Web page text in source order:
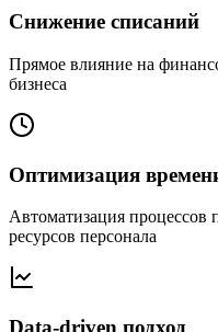
Снижение списаний
Прямое влияние на
бизнеса
Оптимизация
Автоматизация процессов
ресурсов персонала
Data-driven подход